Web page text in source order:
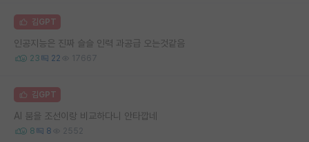
김GPT
인공지능은 진짜 슬슬 인력 과공급 오는것같음
23 22 17667
김GPT
AI 붐을 조선이랑 비교하다니 안타깝네
8 8 2552